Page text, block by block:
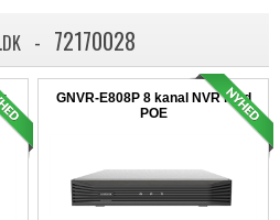
- 72170028
GNVR-E808P 8 kanal NVR med
POE